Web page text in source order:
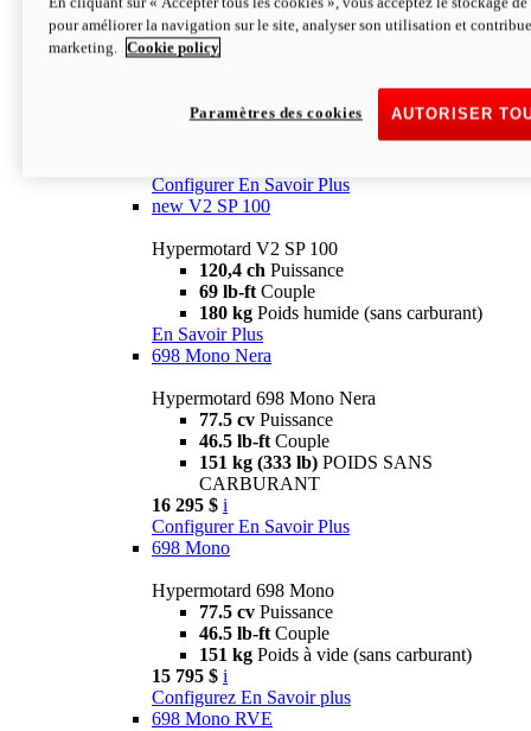
Configurer En Savoir Plus
newV2 SP
69 lb-ftCouple
Poids humide (sans carburant)
Configurer En Savoir Plus
new V2 SP 100
Hypermotard V2 SP 100
120,4 ch Puissance
69 lb-ft Couple
180 kg Poids humide (sans carburant)
En Savoir Plus
698 Mono Nera
Hypermotard 698 Mono Nera
77.5 cv Puissance
46.5 lb-ft Couple
151 kg (333 lb) POIDS SANS
CARBURANT
16 295 $ i
Configurer En Savoir Plus
698 Mono
Hypermotard 698 Mono
77.5 cv Puissance
46.5 lb-ft Couple
151 kg Poids à vide (sans carburant)
15 795 $ i
Configurez En Savoir plus
698 Mono RVE
pour améliorer la navigation sur le site, analyser son utilisation et
marketing.
Cookie policy
AUTORISER
Paramètres des cookies